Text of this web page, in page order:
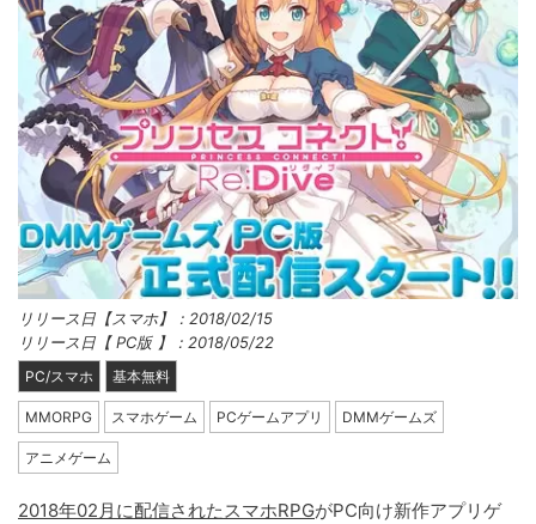
リリース日【スマホ】：2018/02/15
リリース日【 PC版 】：2018/05/22
PC/スマホ 基本無料
MMORPG スマホゲーム PCゲームアプリ DMMゲームズ
アニメゲーム
2018年02月に配信されたスマホRPGがPC向け新作アプリゲ